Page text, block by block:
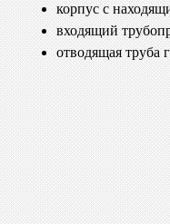
корпус с
входящий
отводящая труба